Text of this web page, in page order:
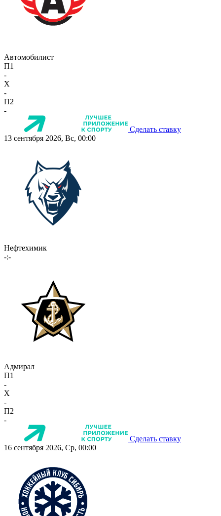
Автомобилист
П1
-
X
-
П2
-
Сделать ставку
13 сентября 2026, Вс, 00:00
Нефтехимик
-:-
Адмирал
П1
-
X
-
П2
-
Сделать ставку
16 сентября 2026, Ср, 00:00